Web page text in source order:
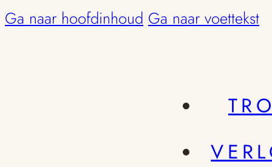
Ga naar hoofdinhoud Ga naar voettekst